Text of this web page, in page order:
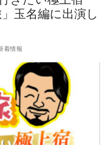
玉名編に出演し
着情報